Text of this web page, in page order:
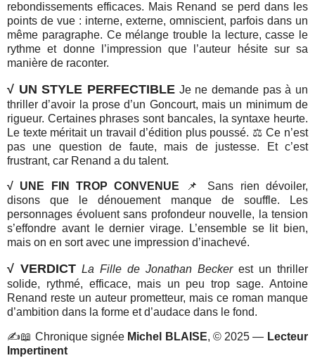
rebondissements efficaces. Mais Renand se perd dans les
points de vue : interne, externe, omniscient, parfois dans un
même paragraphe. Ce mélange trouble la lecture, casse le
rythme et donne l’impression que l’auteur hésite sur sa
manière de raconter.
√ UN STYLE PERFECTIBLE Je ne demande pas à un
thriller d’avoir la prose d’un Goncourt, mais un minimum de
rigueur. Certaines phrases sont bancales, la syntaxe heurte.
Le texte méritait un travail d’édition plus poussé. ⚖️ Ce n’est
pas une question de faute, mais de justesse. Et c’est
frustrant, car Renand a du talent.
√ UNE FIN TROP CONVENUE 📌 Sans rien dévoiler,
disons que le dénouement manque de souffle. Les
personnages évoluent sans profondeur nouvelle, la tension
s’effondre avant le dernier virage. L’ensemble se lit bien,
mais on en sort avec une impression d’inachevé.
√ VERDICT La Fille de Jonathan Beckerest un thriller
solide, rythmé, efficace, mais un peu trop sage. Antoine
Renand reste un auteur prometteur, mais ce roman manque
d’ambition dans la forme et d’audace dans le fond.
✍️📖 Chronique signée Michel BLAISE, © 2025 — Lecteur
Impertinent